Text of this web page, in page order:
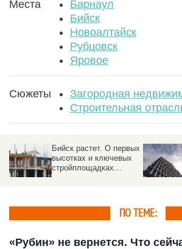
Места
Барнаул
Бийск
Новоалтайск
Рубцовск
Яровое
Сюжеты
Загородная
Строительная
Что говорят о
строительстве в
Барнауле объекты,
ПО ТЕМЕ:
«Рубин» не вернется. Что